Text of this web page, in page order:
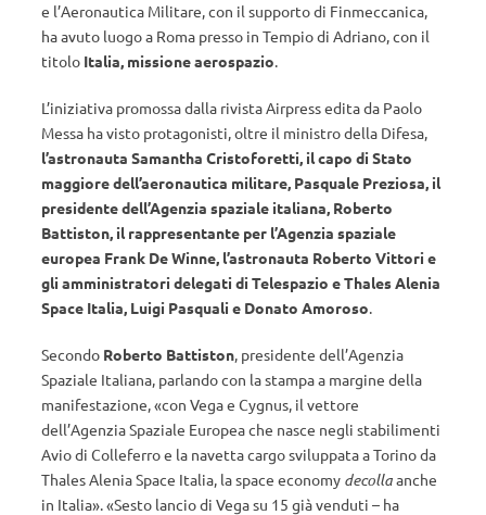
e l’Aeronautica Militare, con il supporto di Finmeccanica,
ha avuto luogo a Roma presso in Tempio di Adriano, con il
titolo Italia, missione aerospazio.
L’iniziativa promossa dalla rivista Airpress edita da Paolo
Messa ha visto protagonisti, oltre il ministro della Difesa,
l’astronauta Samantha Cristoforetti, il capo di Stato
maggiore dell’aeronautica militare, Pasquale Preziosa, il
presidente dell’Agenzia spaziale italiana, Roberto
Battiston, il rappresentante per l’Agenzia spaziale
europea Frank De Winne, l’astronauta Roberto Vittori e
gli amministratori delegati di Telespazio e Thales Alenia
Space Italia, Luigi Pasquali e Donato Amoroso.
Secondo Roberto Battiston, presidente dell’Agenzia
Spaziale Italiana, parlando con la stampa a margine della
manifestazione, «con Vega e Cygnus, il vettore
dell’Agenzia Spaziale Europea che nasce negli stabilimenti
Avio di Colleferro e la navetta cargo sviluppata a Torino da
Thales Alenia Space Italia, la space economy decollaanche
in Italia». «Sesto lancio di Vega su 15 già venduti – ha